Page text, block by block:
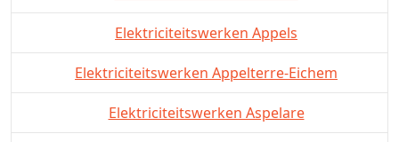
Elektriciteitswerken Appels
Elektriciteitswerken Appelterre-Eichem
Elektriciteitswerken Aspelare